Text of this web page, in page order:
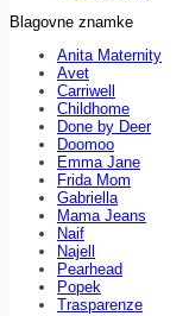
Blagovne znamke
Anita Maternity
Avet
Carriwell
Childhome
Done by Deer
Doomoo
Emma Jane
Frida Mom
Gabriella
Mama Jeans
Naif
Najell
Pearhead
Popek
Trasparenze